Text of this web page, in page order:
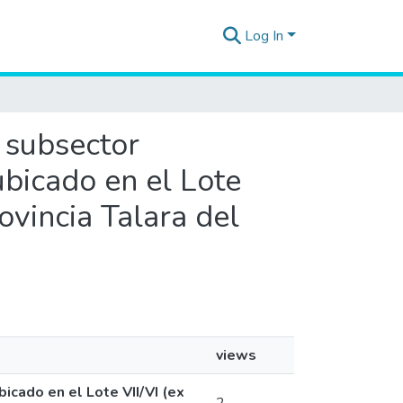
Log In
en el Lote
Talara del
views
en el Lote VII/VI (ex